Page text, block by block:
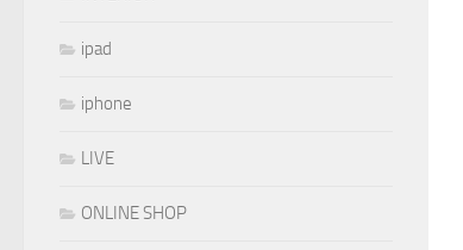
ipad
iphone
LIVE
ONLINE SHOP